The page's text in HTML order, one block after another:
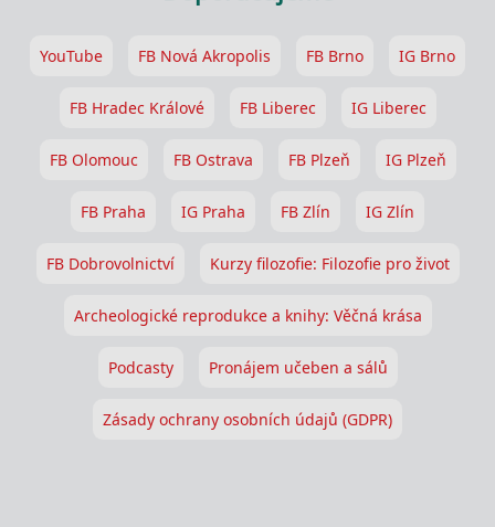
YouTube FB Nová Akropolis FB Brno IG Brno
FB Hradec Králové FB Liberec IG Liberec
FB Olomouc FB Ostrava FB Plzeň IG Plzeň
FB Praha IG Praha FB Zlín IG Zlín
FB Dobrovolnictví Kurzy filozofie: Filozofie pro život
Archeologické reprodukce a knihy: Věčná krása
Podcasty Pronájem učeben a sálů
Zásady ochrany osobních údajů (GDPR)